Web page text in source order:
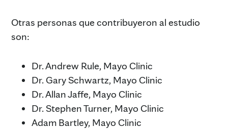
Otras personas que contribuyeron al estudio
son:
Dr. Andrew Rule, Mayo Clinic
Dr. Gary Schwartz, Mayo Clinic
Dr. Allan Jaffe, Mayo Clinic
Dr. Stephen Turner, Mayo Clinic
Adam Bartley, Mayo Clinic